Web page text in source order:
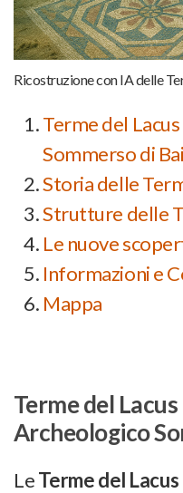
Ricostruzione con IA delle
Terme del
Sommerso di
Storia delle
Strutture delle
Le nuove
Informazioni e
Mappa
Terme del
Archeologico
LeTerme del Lacus